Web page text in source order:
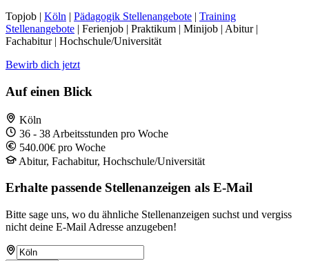
Topjob | Köln | Pädagogik Stellenangebote | Training
Stellenangebote | Ferienjob | Praktikum | Minijob | Abitur |
Fachabitur | Hochschule/Universität
Bewirb dich jetzt
Auf einen Blick
Köln
36 - 38 Arbeitsstunden pro Woche
540.00€ pro Woche
Abitur, Fachabitur, Hochschule/Universität
Erhalte passende Stellenanzeigen als E-Mail
Bitte sage uns, wo du ähnliche Stellenanzeigen suchst und vergiss
nicht deine E-Mail Adresse anzugeben!